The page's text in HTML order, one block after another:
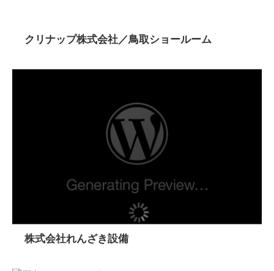
クリナップ株式会社／鳥取ショールーム
株式会社れんざき設備